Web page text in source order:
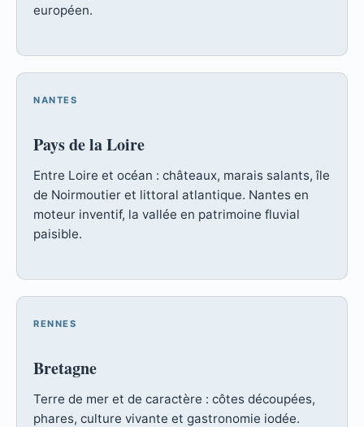
européen.
NANTES
Pays de la Loire
Entre Loire et océan : châteaux, marais salants, île
de Noirmoutier et littoral atlantique. Nantes en
moteur inventif, la vallée en patrimoine fluvial
paisible.
RENNES
Bretagne
Terre de mer et de caractère : côtes découpées,
phares, culture vivante et gastronomie iodée.